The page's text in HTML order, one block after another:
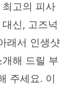
고의 피사
신, 고즈넉
래서 인생샷
해 드릴 부
주세요. 이